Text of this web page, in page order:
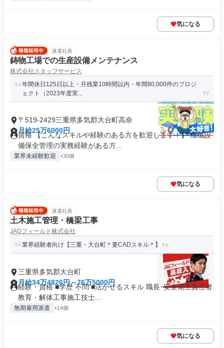
気になる
派遣社員
鋳物工場での生産設備メンテナンス
株式会社スタッフサービス
年間休日125日以上・月残業10時間以内・年間80,000件のプロジ
ェクト（2023年度実...
〒519-2429三重県多気郡大台町高奈
月給25万6000円
資格 【こんなスキルや経験のある方を歓迎します！】 機械設
備保全管理の実務経験がある方...
業界未経験歓迎 +30個
気になる
派遣社員
土木施工管理・橋梁工事
JAGフィールド株式会社
業界経験者向け【三重・大台町＊要CADスキル＊】
三重県多気郡大台町
月給34万4826円～76万5000円
経験・資格 ■学歴 不問 ■活かせるスキル 職長･安全衛生責任者
教育・解体工事施工技士...
無期雇用派遣 +14個
気になる